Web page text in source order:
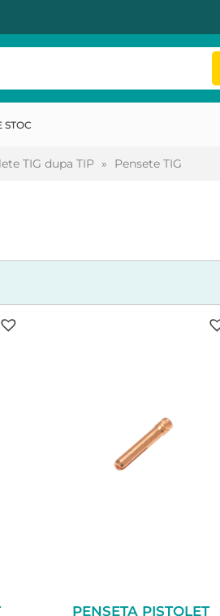
STOC
TIG dupa TIP » Pensete TIG
PENSETA PISTOLET